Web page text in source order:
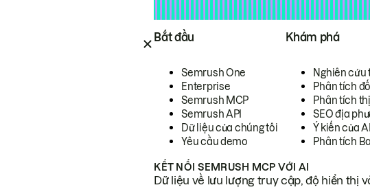
Bắt đầu
Semrush One
Enterprise
Semrush MCP
Semrush API
Dữ liệu của chúng tôi
Yêu cầu demo
Khám phá
Nghiên cứu
Phân tích
Phân tích
SEO địa
Ý kiến của
Phân tích
KẾT NỐI SEMRUSH MCP VỚI AI
Dữ liệu về lưu lượng truy cập, độ hiển thị